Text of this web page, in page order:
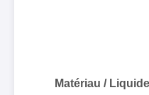
Matériau / Liquide